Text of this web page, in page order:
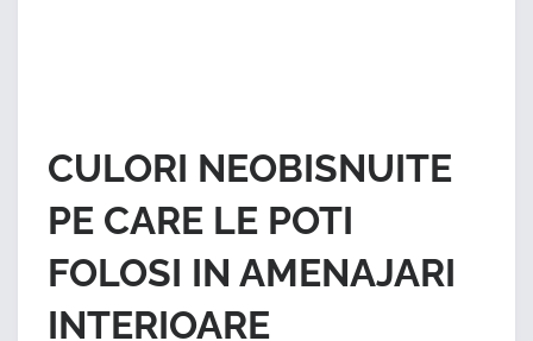
CULORI NEOBISNUITE
PE CARE LE POTI
FOLOSI IN AMENAJARI
INTERIOARE